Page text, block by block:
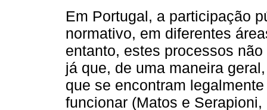
Em Portugal, a participação
normativo, em diferentes
entanto, estes processos
já que, de uma maneira
que se encontram
funcionar (Matos e